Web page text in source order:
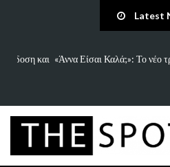
Latest
«Άννα Είσαι Καλά;»: Το νέο